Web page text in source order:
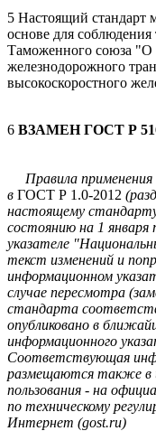
5 Настоящий стандарт
основе для соблюдения
Таможенного союза "О
железнодорожного
высокоскоростного
6 ВЗАМЕН ГОСТ Р
Правила
в ГОСТ Р 1.0-2012
настоящему
состоянию на 1 января
указателе
текст изменений и
информационном
случае пересмотра
стандарта
опубликовано в
информационного
Соответствующая
размещаются также в
пользования - на
по техническому
Интернет (gost.ru)